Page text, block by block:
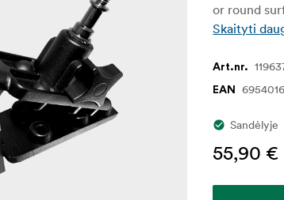
or round
Skaityti
Art.nr.
EAN
Sandėlyje
55,90 €